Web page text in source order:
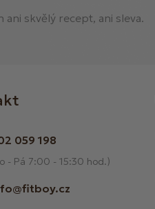
ani skvělý recept, ani sleva.
059 198
- Pá 7:00 - 15:30 hod.)